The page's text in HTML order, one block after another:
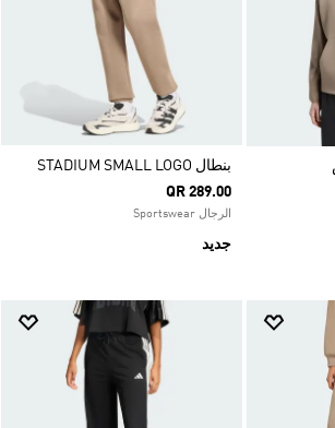
بنطال STADIUM SMALL LOGO
QR 289.00
الرجال Sportswear
جديد